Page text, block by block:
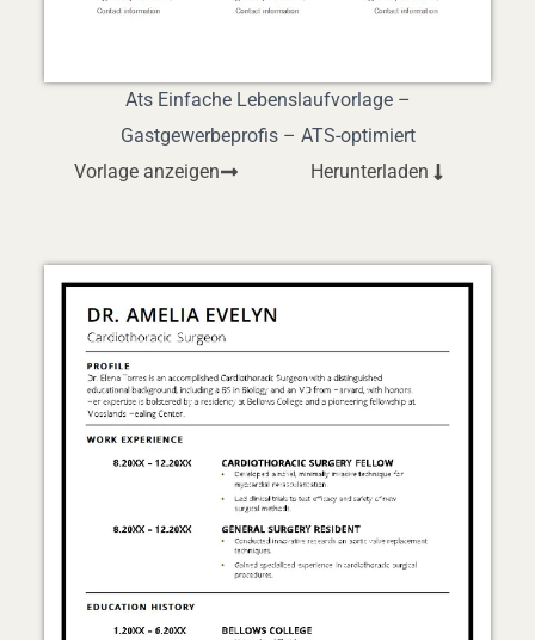
Ats Einfache Lebenslaufvorlage –
Gastgewerbeprofis – ATS-optimiert
Vorlage anzeigen
Herunterladen